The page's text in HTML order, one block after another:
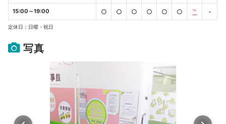
15:00～19:00 ○ ○ ○ ○ ○ ○ ℡ -
定休日：日曜・祝日
写真